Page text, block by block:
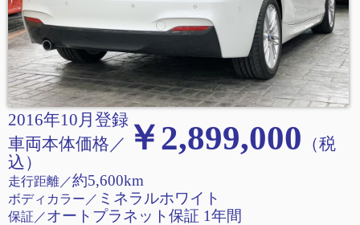
2016年10月登録
車両本体価格／￥2,899,000 （税
込）
走行距離 ／約5,600km
ボディカラー／ ミネラルホワイト
保証／オー トプラネット保証 1年間